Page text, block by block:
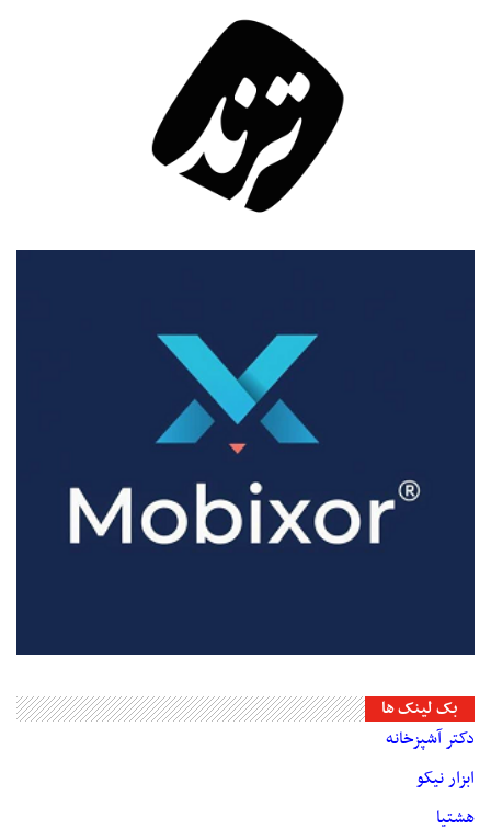
بک لینک ها
دکتر آشپزخانه
ابزار نیکو
هشتیا